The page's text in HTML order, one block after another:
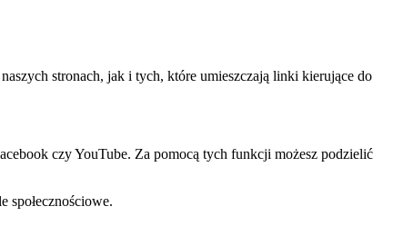
stronach, jak i tych, które umieszczają linki kierujące do
czy YouTube. Za pomocą tych funkcji możesz podzielić
społecznościowe.